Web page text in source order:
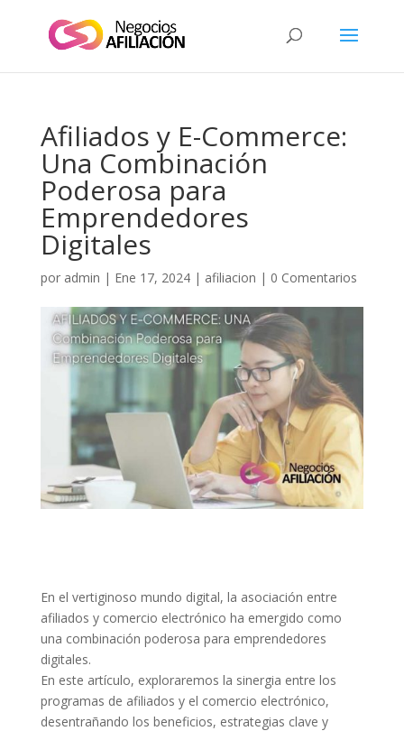
Afiliados y E-Commerce:
Una Combinación
Poderosa para
Emprendedores
Digitales
por admin | Ene 17, 2024| afiliacion | 0 Comentarios
En el vertiginoso mundo digital, la asociación entre
afiliados y comercio electrónico ha emergido como
una combinación poderosa para emprendedores
digitales.
En este artículo, exploraremos la sinergia entre los
programas de afiliados y el comercio electrónico,
desentrañando los beneficios, estrategias clave y